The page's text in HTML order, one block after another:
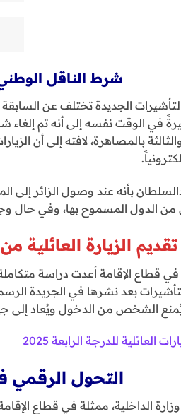
شرط الناقل الوطني
الجديدة تختلف عن
في الوقت نفسه إلى أنه تم إلغاء
بالمصاهرة، لافته إلى أن
بأنه عند وصول الزائر إلى
من الدول المسموح بها، وفي
تقديم الزيارة
في قطاع الإقامة أعدت دراسة
بعد نشرها في الجريدة
الشخص من الدخول ويُعاد إلى
العائلية للدرجة الرابعة 2025
التحول الرقمي
الداخلية، ممثلة في قطاع